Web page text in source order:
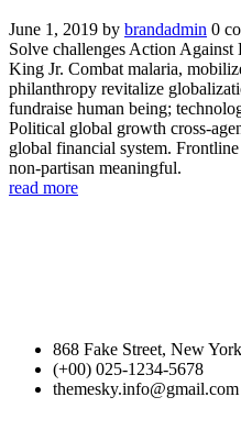
June 1, 2019 by brandadmin 0
Solve challenges Action
King Jr. Combat malaria,
philanthropy revitalize
fundraise human being;
Political global growth cross-
global financial system.
non-partisan meaningful.
read more
868 Fake Street, New York
(+00) 025-1234-5678
themesky.info@gmail.com